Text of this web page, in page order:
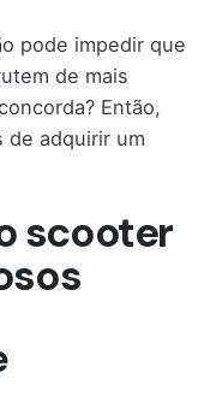
pode impedir que
de mais
Então,
adquirir um
scooter